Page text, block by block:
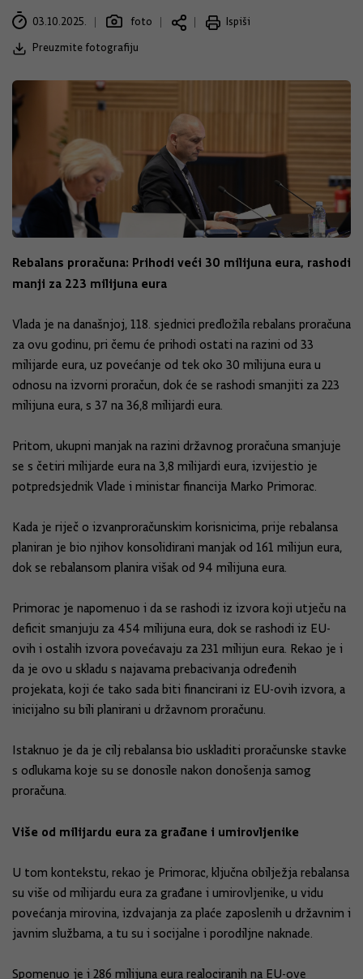
03.10.2025. foto
Ispiši
Preuzmite fotografiju
Rebalans proračuna: Prihodi veći 30 milijuna eura, rashodi
manji za 223 milijuna eura
Vlada je na današnjoj, 118. sjednici predložila rebalans proračuna
za ovu godinu, pri čemu će prihodi ostati na razini od 33
milijarde eura, uz povećanje od tek oko 30 milijuna eura u
odnosu na izvorni proračun, dok će se rashodi smanjiti za 223
milijuna eura, s 37 na 36,8 milijardi eura.
Pritom, ukupni manjak na razini državnog proračuna smanjuje
se s četiri milijarde eura na 3,8 milijardi eura, izvijestio je
potpredsjednik Vlade i ministar financija Marko Primorac.
Kada je riječ o izvanproračunskim korisnicima, prije rebalansa
planiran je bio njihov konsolidirani manjak od 161 milijun eura,
dok se rebalansom planira višak od 94 milijuna eura.
Primorac je napomenuo i da se rashodi iz izvora koji utječu na
deficit smanjuju za 454 milijuna eura, dok se rashodi iz EU-
ovih i ostalih izvora povećavaju za 231 milijun eura. Rekao je i
da je ovo u skladu s najavama prebacivanja određenih
projekata, koji će tako sada biti financirani iz EU-ovih izvora, a
inicijalno su bili planirani u državnom proračunu.
Istaknuo je da je cilj rebalansa bio uskladiti proračunske stavke
s odlukama koje su se donosile nakon donošenja samog
proračuna.
Više od milijardu eura za građane i umirovljenike
U tom kontekstu, rekao je Primorac, ključna obilježja rebalansa
su više od milijardu eura za građane i umirovljenike, u vidu
povećanja mirovina, izdvajanja za plaće zaposlenih u državnim i
javnim službama, a tu su i socijalne i porodiljne naknade.
Spomenuo je i 286 milijuna eura realociranih na EU-ove